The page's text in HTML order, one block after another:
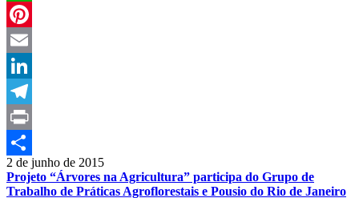
WhatsApp
Pinterest
Email
LinkedIn
Telegram
Print
Compartilhar
2 de junho de 2015
Projeto “Árvores na Agricultura” participa do Grupo de
Trabalho de Práticas Agroflorestais e Pousio do Rio de Janeiro